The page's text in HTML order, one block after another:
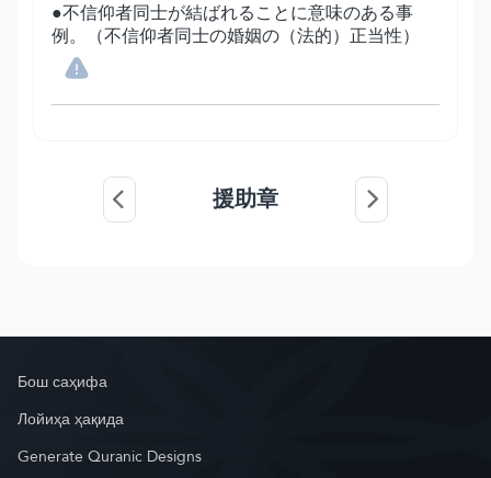
●不信仰者同士が結ばれることに意味のある事
例。（不信仰者同士の婚姻の（法的）正当性）
援助章
Бош саҳифа
Лойиҳа ҳақида
Generate Quranic Designs